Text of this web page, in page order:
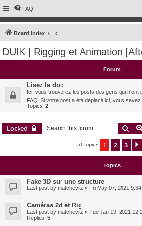
FAQ
Board index
DUIK | Rigging et Animation
Forum
Lisez la doc
Ici, vous trouverez les posts des gens qui n'ont
FAQ. Si votre post a été déplacé ici, vous
Topics: 2
Locked
51 topics 1 2 3
Topics
Fake 3D sur une structure
Last post by matchevitz « Fri May 07, 2021 9:34
Caméras 2d et Rig
Last post by matchevitz « Tue Jan 19, 2021
Replies: 5